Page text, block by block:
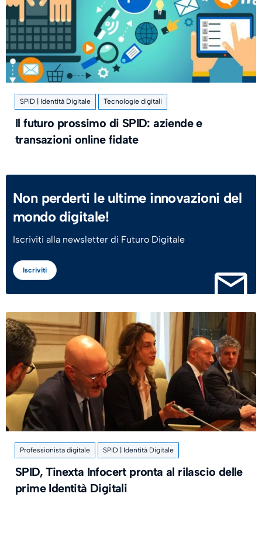
SPID | Identità Digitale Tecnologie digitali
Il futuro prossimo di SPID: aziende e
transazioni online fidate
Non perderti le ultime innovazioni del
mondo digitale!
Iscriviti alla newsletter di Futuro Digitale
Iscriviti
Professionista digitale SPID | Identità Digitale
SPID, Tinexta Infocert pronta al rilascio delle
prime Identità Digitali